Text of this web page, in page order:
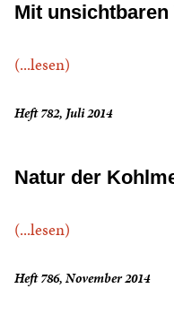
Mit unsichtbaren
(...lesen)
Heft 782, Juli 2014
Natur der
(...lesen)
Heft 786, November 2014